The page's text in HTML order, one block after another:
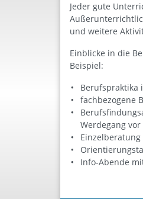
Jeder gute
und weitere
Einblicke in die
Beispiel:
Berufspraktika
fachbezogene
Werdegang vor
Info-Abende